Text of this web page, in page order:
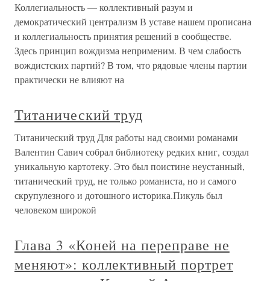
Коллегиальность — коллективный разум и
демократический централизм В уставе нашем прописана
и коллегиальность принятия решений в сообществе.
Здесь принцип вождизма неприменим. В чем слабость
вождистских партий? В том, что рядовые члены партии
практически не влияют на
Титанический труд
Титанический труд Для работы над своими романами
Валентин Савич собрал библиотеку редких книг, создал
уникальную картотеку. Это был поистине неустанный,
титанический труд, не только романиста, но и самого
скрупулезного и дотошного историка.Пикуль был
человеком широкой
Глава 3 «Коней на переправе не
меняют»: коллективный портрет